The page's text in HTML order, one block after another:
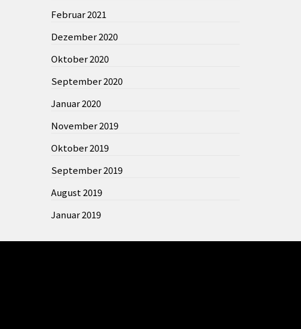
Februar 2021
Dezember 2020
Oktober 2020
September 2020
Januar 2020
November 2019
Oktober 2019
September 2019
August 2019
Januar 2019